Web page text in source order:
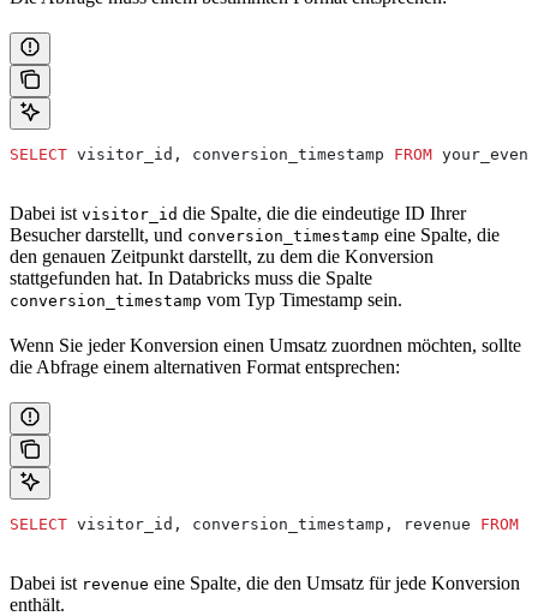
SELECT visitor_id, conversion_timestamp FROM
Dabei ist visitor_id die Spalte, die die eindeutige ID Ihrer
Besucher darstellt, und conversion_timestamp eine Spalte, die
den genauen Zeitpunkt darstellt, zu dem die Konversion
stattgefunden hat. In Databricks muss die Spalte
conversion_timestamp vom Typ Timestamp sein.
Wenn Sie jeder Konversion einen Umsatz zuordnen möchten, sollte
die Abfrage einem alternativen Format entsprechen:
SELECT visitor_id, conversion_timestamp, revenue FROM
Dabei ist revenue eine Spalte, die den Umsatz für jede Konversion
enthält.